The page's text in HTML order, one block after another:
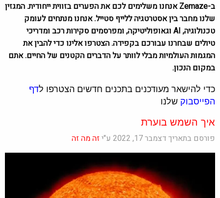
ב-Zemaze אנחנו משלימים לכם את הפערים בזווית ייחודית. המגזין
שלנו מחבר בין אסטרטגיה ללייף סטייל. אנחנו מנתחים לעומק
טכנולוגיה, AI וגאופוליטיקה, ומפרסמים סקירות רכב ומדריכי
טיולים שבחרנו עבורכם בקפידה. הצטרפו אלינו כדי להבין את
המגמות העולמיות מבלי לוותר על הדברים הקטנים של החיים. אתם
במקום הנכון.
כדי להישאר מעודכנים בתכנים חדשים הצטרפו ל דף
הפייסבוקשלנו
איך השמש בוערת
פורסם בתאריך דצמבר 17, 2022 ע"י זה מה זה